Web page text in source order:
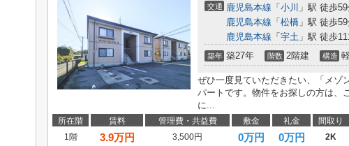
交通 鹿児島本線 「 小川 」駅 徒歩
鹿児島本線 「 松橋 」駅 徒歩
鹿児島本線 「 宇土 」駅 徒歩
築年 築27年 階数 2階建 構造
ぜひ一度見ていただきたい、「メゾ
パートです。物件をお探しの方は、
に...
所在階 賃料 管理費・共益費 敷金 礼金 間取り
1階
3.9万円 3,500円 0万円 0万円 2K